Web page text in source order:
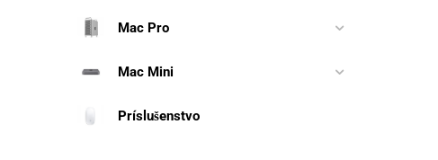
Mac Pro
Mac Mini
Príslušenstvo